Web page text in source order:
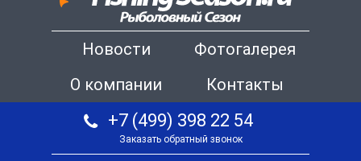
Новости
Фотогалерея
О компании
Контакты
+7 (499) 398 22 54
Заказать обратный звонок